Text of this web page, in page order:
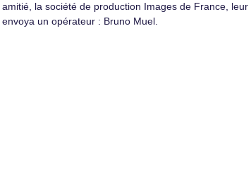
amitié, la société de production Images de France, leur
envoya un opérateur : Bruno Muel.